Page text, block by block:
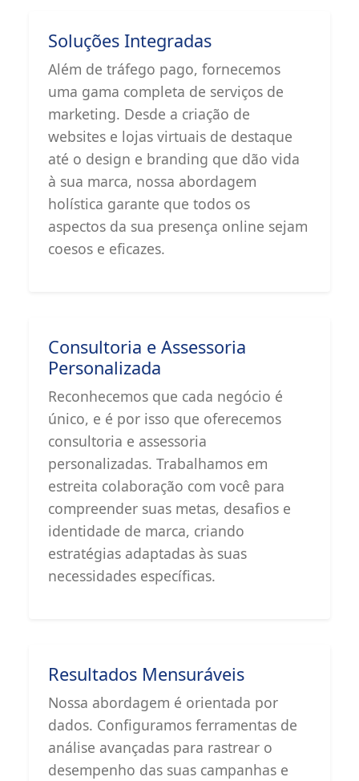
Soluções Integradas
Além de tráfego pago, fornecemos
uma gama completa de serviços de
marketing. Desde a criação de
websites e lojas virtuais de destaque
até o design e branding que dão vida
à sua marca, nossa abordagem
holística garante que todos os
aspectos da sua presença online sejam
coesos e eficazes.
Consultoria e Assessoria
Personalizada
Reconhecemos que cada negócio é
único, e é por isso que oferecemos
consultoria e assessoria
personalizadas. Trabalhamos em
estreita colaboração com você para
compreender suas metas, desafios e
identidade de marca, criando
estratégias adaptadas às suas
necessidades específicas.
Resultados Mensuráveis
Nossa abordagem é orientada por
dados. Configuramos ferramentas de
análise avançadas para rastrear o
desempenho das suas campanhas e